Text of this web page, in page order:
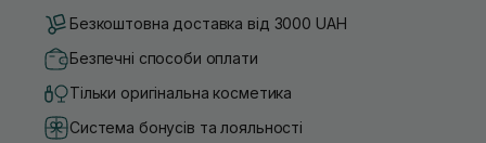
Безкоштовна доставка від 3000 UAH
Безпечні способи оплати
Тільки оригінальна косметика
Система бонусів та лояльності